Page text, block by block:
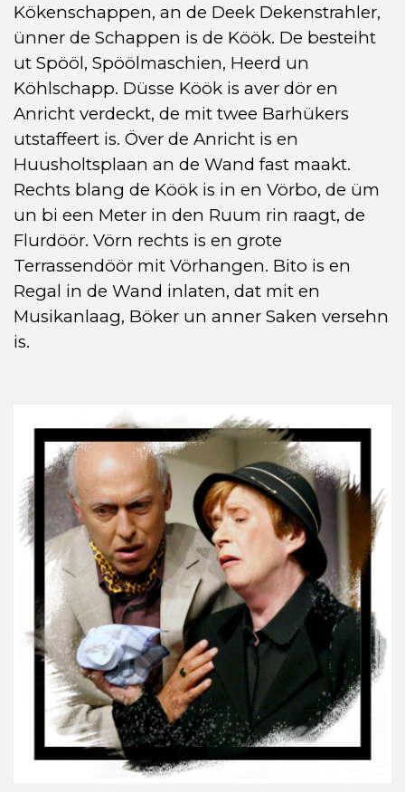
Kökenschappen, an de Deek Dekenstrahler,
ünner de Schappen is de Köök. De besteiht
ut Spööl, Spöölmaschien, Heerd un
Köhlschapp. Düsse Köök is aver dör en
Anricht verdeckt, de mit twee Barhükers
utstaffeert is. Över de Anricht is en
Huusholtsplaan an de Wand fast maakt.
Rechts blang de Köök is in en Vörbo, de üm
un bi een Meter in den Ruum rin raagt, de
Flurdöör. Vörn rechts is en grote
Terrassendöör mit Vörhangen. Bito is en
Regal in de Wand inlaten, dat mit en
Musikanlaag, Böker un anner Saken versehn
is.